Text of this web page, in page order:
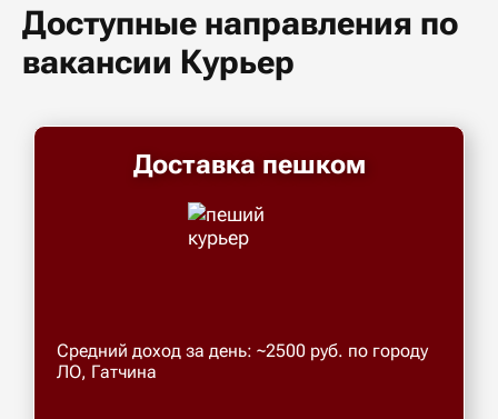
Доступные направления по
вакансии Курьер
Доставка пешком
Средний доход за день: ~2500 руб. по городу
ЛО, Гатчина